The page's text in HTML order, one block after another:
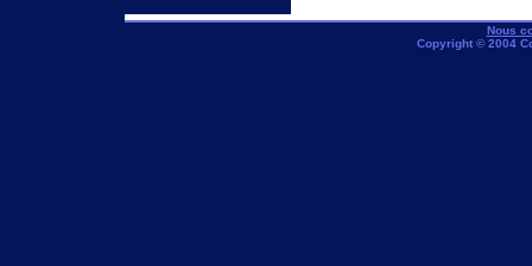
Nous
Copyright © 2004